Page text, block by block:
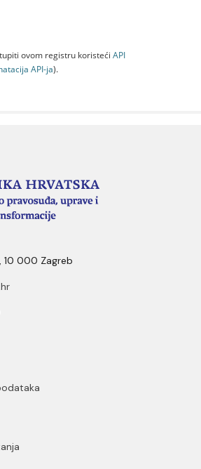
ovom registru koristeći API
API-jа).